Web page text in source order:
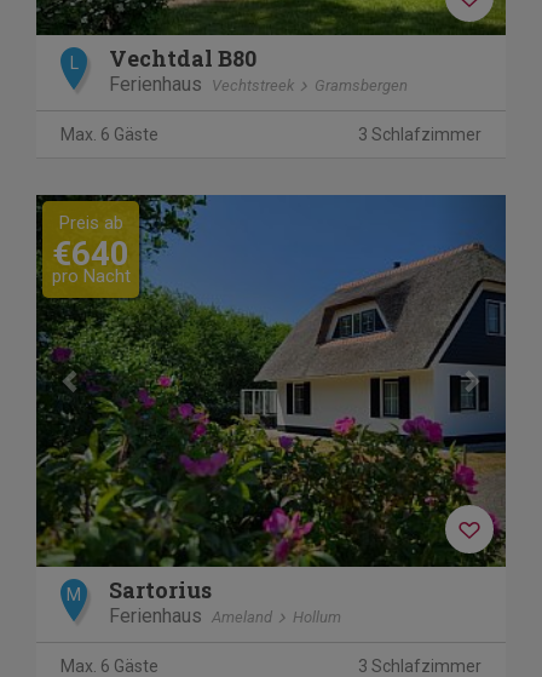
L Vechtdal B80
Ferienhaus Vechtstreek Gramsbergen
Max. 6 Gäste 3 Schlafzimmer
Previous
Preis ab
€640
pro Nacht
M Sartorius
Ferienhaus Ameland Hollum
Max. 6 Gäste 3 Schlafzimmer